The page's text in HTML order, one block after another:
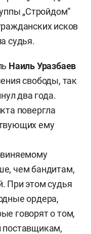
„Стройдом“
исков
судья.
Наиль Уразбаев
свободы, так
два года.
повергла
ему
чем бандитам,
При этом судья
ордера,
говорят о том,
поставщикам,